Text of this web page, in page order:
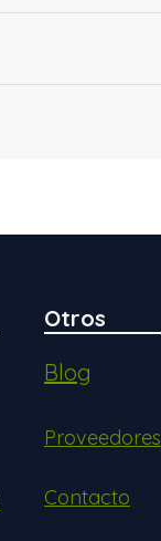
Otros
Blog
Proveedores
Contacto